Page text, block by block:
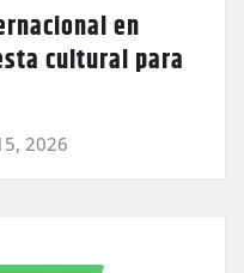
en
cultural para
2026